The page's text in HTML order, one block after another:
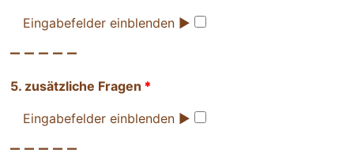
Eingabefelder einblenden ►
– – – – –
5. zusätzliche Fragen *
Eingabefelder einblenden ►
– – – – –